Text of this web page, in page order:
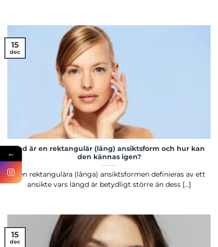
Vad är en rektangulär (lång) ansiktsform och hur kan
den kännas igen?
Den rektangulära (långa) ansiktsformen definieras av ett
ansikte vars längd är betydligt större än dess [...]
15
dec
15
dec
←